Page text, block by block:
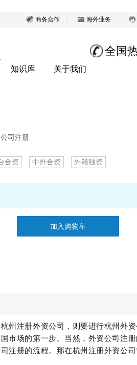
商务合作 海外业务
全国
知识库 关于我们
司注册
合资 中外合资 外籍独资
加入购物车
州注册外资公司，则要进行杭州外
市场的第一步。当然，外资公司注
注册的流程。那在杭州注册外资公